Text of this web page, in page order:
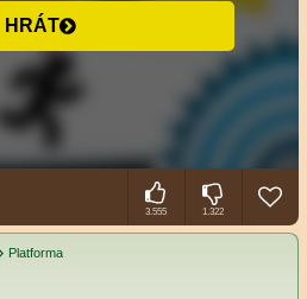
HRÁT
3.555 1.322
Platforma